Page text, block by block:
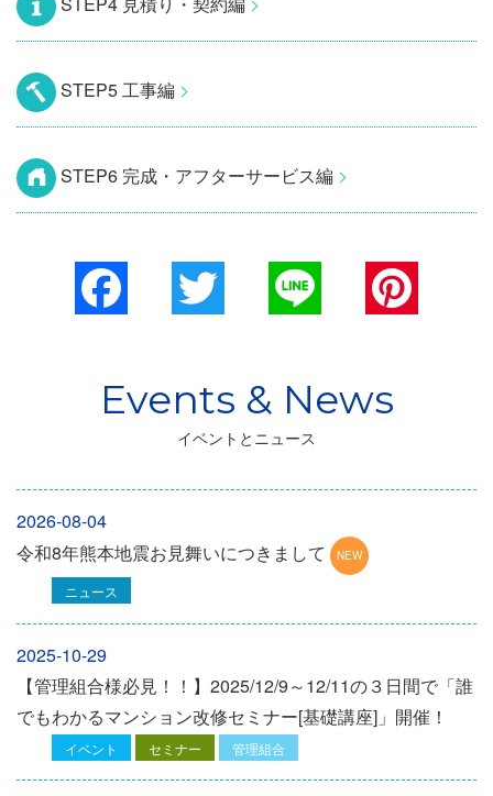
STEP5 工事編
STEP6 完成・アフターサービス編
Facebook
イベントとニュース
2026-08-04
令和8年熊本地震お見舞いにつきまして
ニュース
2025-10-29
【管理組合様必見！！】2025/12/9～12/11の３日間で「誰
でもわかるマンション改修セミナー[基礎講座]」開催！
イベント セミナー 管理組合